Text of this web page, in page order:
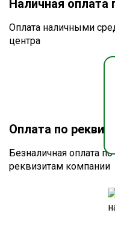
Наличная оплата
Оплата наличными
центра
Оплата по
Безналичная оплата
реквизитам компании